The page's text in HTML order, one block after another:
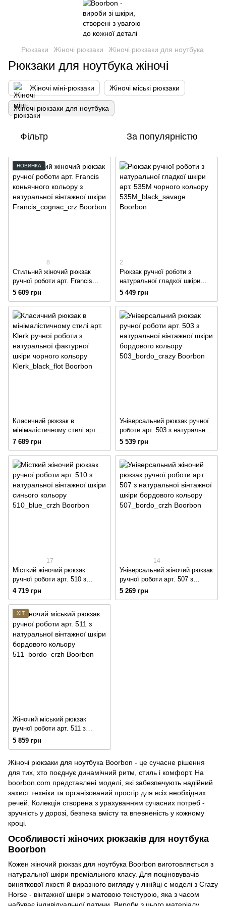
Рюкзаки Жіночі рюкзаки Жіночі рюкзаки для ноутбука
Рюкзаки для ноутбука жіночі
Жіночі міні-рюкзаки Жіночі міські рюкзаки
Жіночі рюкзаки для ноутбука
Фільтр За популярністю
НОВИНКА
8
Стильний жіночий рюкзак
ручної роботи арт. Francis
коньячного кольору з
5 609 грн
2
Рюкзак ручної роботи з
натуральної гладкої шкіри
арт. 535М чорного кольору
5 449 грн
Класичний рюкзак в
мінімалістичному стилі арт.
Klerk ручної роботи з
чорного кольору
7 689 грн
Універсальний рюкзак ручної
роботи арт. 503 з натуральної
вінтажної шкіри бордового
5 539 грн
17
Місткий жіночий рюкзак
ручної роботи арт. 510 з
натуральної вінтажної шкіри
4 719 грн
14
Універсальний жіночий рюкзак
ручної роботи арт. 507 з
натуральної вінтажної шкіри
5 269 грн
ХІТ
Жіночий міський рюкзак
ручної роботи арт. 511 з
натуральної вінтажної шкіри
бордового кольору
5 859 грн
Жіночі рюкзаки для ноутбука Boorbon - це сучасне рішення
для тих, хто поєднує динамічний ритм, стиль і комфорт. На
boorbon.com представлені моделі, які забезпечують надійний
захист техніки та організований простір для всіх необхідних
речей. Колекція створена з урахуванням сучасних потреб -
зручність у дорозі, безпека вмісту та впевненість у кожному
кроці.
Особливості жіночих рюкзаків для ноутбука
Boorbon
Кожен жіночий рюкзак для ноутбука Boorbon виготовляється з
натуральної шкіри преміального класу. Для поціновувачів
виняткової якості й виразного вигляду у лінійці є моделі з Crazy
Horse - вінтажної шкіри з матовою текстурою, яка з часом